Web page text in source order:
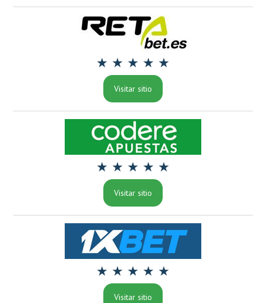
★ ★ ★ ★ ★
Visitar sitio
★ ★ ★ ★ ★
Visitar sitio
★ ★ ★ ★ ★
Visitar sitio